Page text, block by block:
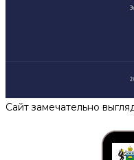
Сайт замечательно